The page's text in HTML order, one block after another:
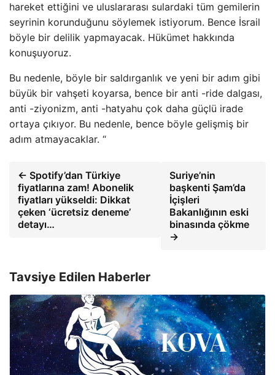
hareket ettiğini ve uluslararası sulardaki tüm gemilerin
seyrinin korunduğunu söylemek istiyorum. Bence İsrail
böyle bir delilik yapmayacak. Hükümet hakkında
konuşuyoruz.
Bu nedenle, böyle bir saldırganlık ve yeni bir adım gibi
büyük bir vahşeti koyarsa, bence bir anti -ride dalgası,
anti -ziyonizm, anti -hatyahu çok daha güçlü irade
ortaya çıkıyor. Bu nedenle, bence böyle gelişmiş bir
adım atmayacaklar. “
← Spotify’dan Türkiye
fiyatlarına zam! Abonelik
fiyatları yükseldi: Dikkat
çeken ‘ücretsiz deneme’
detayı…
Suriye’nin
başkenti Şam’da
İçişleri
Bakanlığının eski
binasında çökme
→
Tavsiye Edilen Haberler